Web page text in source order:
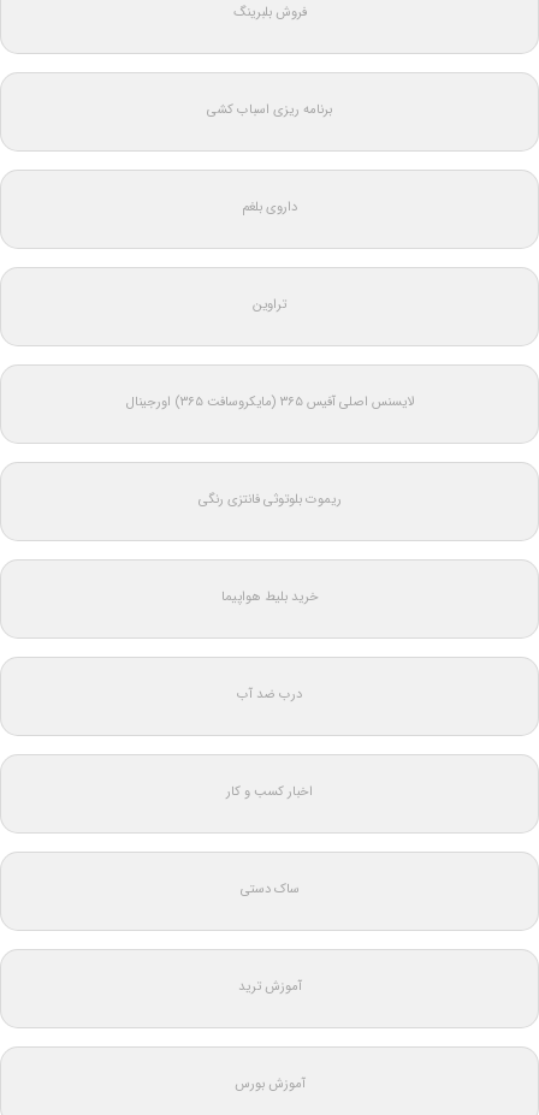
فروش بلبرینگ
برنامه ریزی اسباب کشی
داروی بلغم
تراوین
لایسنس اصلی آفیس ۳۶۵ (مایکروسافت ۳۶۵) اورجینال
ریموت بلوتوثی فانتزی رنگی
خرید بلیط هواپیما
درب ضد آب
اخبار کسب و کار
ساک دستی
آموزش ترید
آموزش بورس